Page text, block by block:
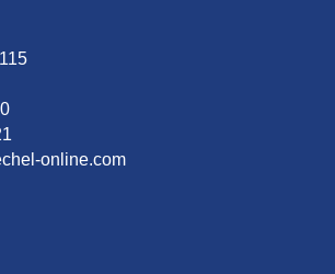
online.com